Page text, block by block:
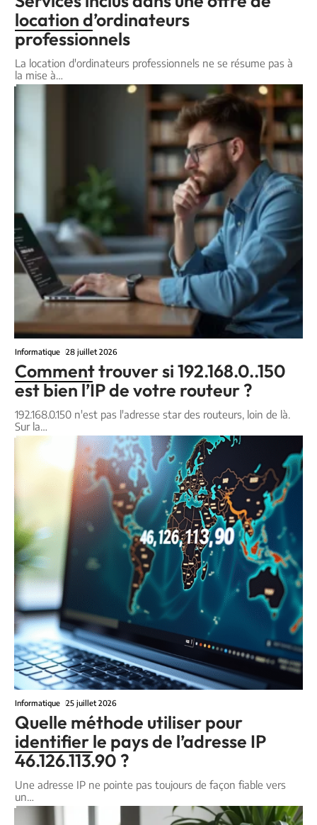
location d’ordinateurs
professionnels
La location d'ordinateurs professionnels ne se résume pas à
la mise à…
Informatique 28 juillet 2026
Comment trouver si 192.168.0..150
est bien l’IP de votre routeur ?
192.168.0.150 n'est pas l'adresse star des routeurs, loin de là.
Sur la…
Informatique 25 juillet 2026
Quelle méthode utiliser pour
identifier le pays de l’adresse IP
46.126.113.90 ?
Une adresse IP ne pointe pas toujours de façon fiable vers
un…